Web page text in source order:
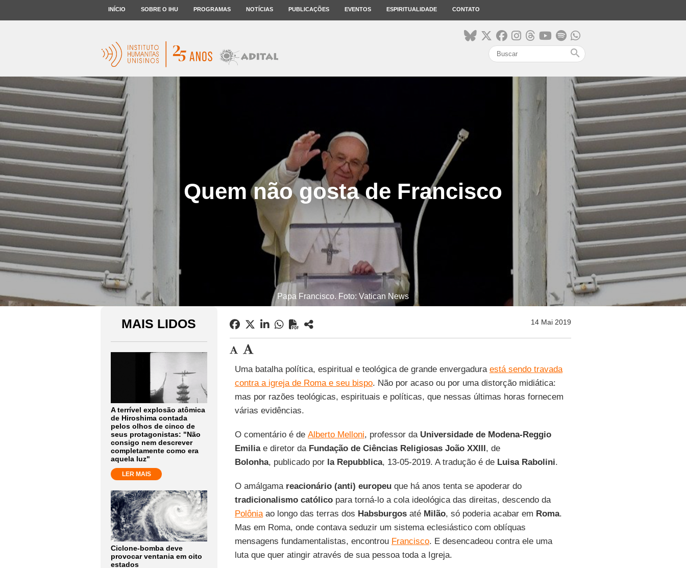
INÍCIO SOBRE O IHU PROGRAMAS NOTÍCIAS PUBLICAÇÕES EVENTOS ESPIRITUALIDADE CONTATO
search
Quem não gosta de Francisco
Papa Francisco. Foto: Vatican News
MAIS LIDOS
A terrível explosão atômica
de Hiroshima contada
pelos olhos de cinco de
seus protagonistas: "Não
consigo nem descrever
completamente como era
aquela luz"
LER MAIS
Ciclone-bomba deve
provocar ventania em oito
estados
14 Mai 2019
Uma batalha política, espiritual e teológica de grande envergadura está sendo travada
contra a igreja de Roma e seu bispo. Não por acaso ou por uma distorção midiática:
mas por razões teológicas, espirituais e políticas, que nessas últimas horas fornecem
várias evidências.
O comentário é de Alberto Melloni, professor daUniversidade de Modena-Reggio
Emiliae diretor da Fundação de Ciências Religiosas João XXIII, de
Bolonha, publicado por la Repubblica, 13-05-2019. A tradução é de Luisa Rabolini.
O amálgama reacionário (anti) europeuque há anos tenta se apoderar do
tradicionalismo católicopara torná-lo a cola ideológica das direitas, descendo da
Polôniaao longo das terras dos Habsburgosaté Milão, só poderia acabar em Roma.
Mas em Roma, onde contava seduzir um sistema eclesiástico com oblíquas
mensagens fundamentalistas, encontrou Francisco. E desencadeou contra ele uma
luta que quer atingir através de sua pessoa toda a Igreja.